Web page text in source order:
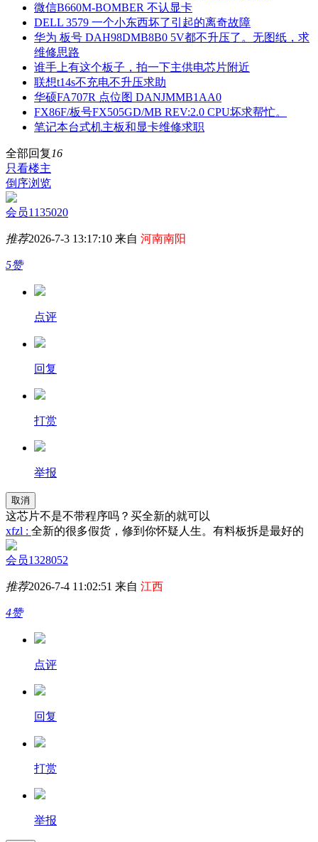
微信B660M-BOMBER 不认显卡
DELL 3579 一个小东西坏了引起的离奇故障
华为 板号 DAH98DMB8B0 5V都不升压了。无图纸，求
维修思路
谁手上有这个板子，拍一下主供电芯片附近
联想t14s不充电不升压求助
华硕FA707R 点位图 DANJMMB1AA0
FX86F/板号FX505GD/MB REV:2.0 CPU坏求帮忙。
笔记本台式机主板和显卡维修求职
全部回复 16
只看楼主
倒序浏览
会员1135020
推荐2026-7-3 13:17:10 来自 河南南阳
5赞
点评
回复
打赏
举报
取消
这芯片不是不带程序吗？买全新的就可以
xfzl : 全新的很多假货，修到你怀疑人生。有料板拆是最好的
会员1328052
推荐2026-7-4 11:02:51 来自 江西
4赞
点评
回复
打赏
举报